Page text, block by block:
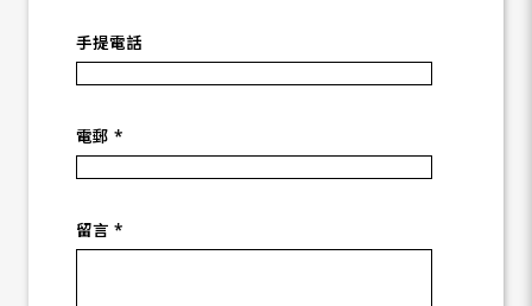
手提電話
電郵 *
留言 *